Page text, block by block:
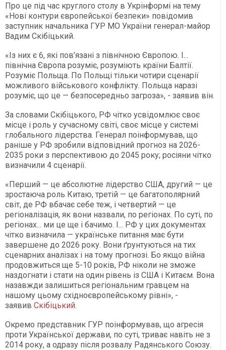
Про це під час круглого столу в Укрінформі на тему
«Нові контури європейської безпеки» повідомив
заступник начальника ГУР МО України генерал-майор
Вадим Скібіцький.
«Із них є 6, які пов’язані з північною Європою. І...
північна Європа розуміє, розуміють країни Балтії.
Розуміє Польща. По Польщі тільки чотири сценарії
можливого військового конфлікту. Польща наразі
розуміє, що це — безпосередньо загроза», - заявив він.
За словами Скібіцького, РФ чітко усвідомлює своє
місце і роль у сучасному світі, своє місце у системі
глобального лідерства. Генерал поінформував, що
раніше у РФ зробили відповідний прогноз на 2026-
2035 роки з перспективою до 2045 року; росіяни чітко
визначили 4 сценарії.
«Перший — це абсолютне лідерство США, другий — це
зростаюча роль Китаю, третій — це багатополярний
світ, де РФ вбачає себе теж, і четвертий — це
регіоналізація, як вони назвали, по регіонах. По суті, по
регіонах... ми це ще і бачимо. І... РФ у цих документах
чітко визначила — українське питання має бути
завершене до 2026 року. Вони ґрунтуються на тих
сценарних аналізах і на тому прогнозі. Бо якщо війна
продовжиться ще 5-10 років, РФ ніколи не зможе
наздогнати і стати на один рівень із США і Китаєм. Вона
назавжди залишиться регіональним гравцем на
нашому цьому східноєвропейському рівні», -
заявив Скібіцький.
Окремо представник ГУР поінформував, що агресія
проти Української держави, по суті, триває навіть не з
2014 року, а одразу після розвалу Радянського Союзу.